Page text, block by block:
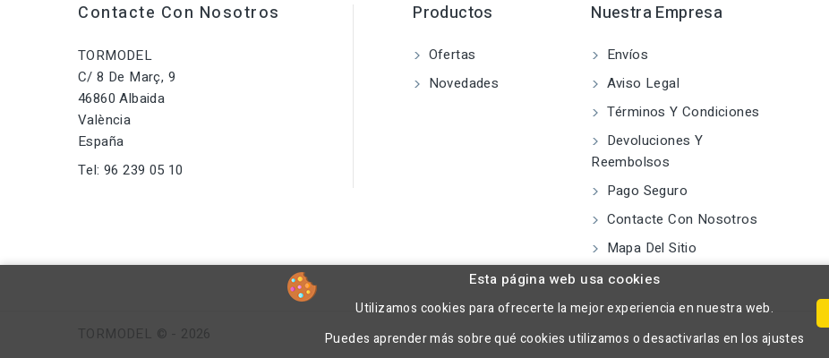
Contacte Con Nosotros
TORMODEL
C/ 8 De Març, 9
46860 Albaida
València
España
Tel: 96 239 05 10
Productos
Ofertas
Novedades
Nuestra Empresa
Envíos
Aviso Legal
Términos Y Condiciones
Devoluciones Y
Reembolsos
Pago Seguro
Contacte Con Nosotros
Mapa Del Sitio
Esta página web usa cookies
Utilizamos cookies para ofrecerte la mejor experiencia en nuestra web.
Puedes aprender más sobre qué cookies utilizamos o desactivarlas en los ajustes
TORMODEL © - 2026